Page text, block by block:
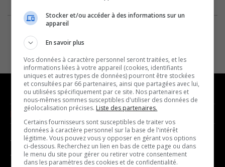
NOUVELLES
- Affaires municipales
- Communauté / Social
MUSIQUE
- Décompte franco
- Joué récemment
Stocker et/ou accéder à des informations sur un
appareil
En savoir plus
Vos données à caractère personnel seront traitées, et les
informations liées à votre appareil (cookies, identifiants
uniques et autres types de données) pourront être stockées
et consultées par 66 partenaires, ainsi que partagées avec lui,
ou utilisées spécifiquement par ce site. Nos partenaires et
nous-mêmes sommes susceptibles d'utiliser des données de
géolocalisation précises. Liste des partenaires.
Certains fournisseurs sont susceptibles de traiter vos
données à caractère personnel sur la base de l'intérêt
légitime. Vous pouvez vous y opposer en gérant vos options
ci-dessous. Recherchez un lien en bas de cette page ou dans
le menu du site pour gérer ou retirer votre consentement
dans les paramètres des cookies et de confidentialité.